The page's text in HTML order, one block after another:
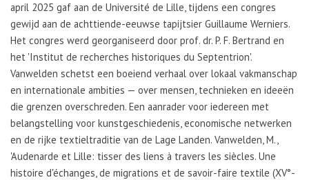
april 2025 gaf aan de Université de Lille, tijdens een congres
gewijd aan de achttiende-eeuwse tapijtsier Guillaume Werniers.
Het congres werd georganiseerd door prof. dr. P. F. Bertrand en
het 'Institut de recherches historiques du Septentrion'.
Vanwelden schetst een boeiend verhaal over lokaal vakmanschap
en internationale ambities — over mensen, technieken en ideeën
die grenzen overschreden. Een aanrader voor iedereen met
belangstelling voor kunstgeschiedenis, economische netwerken
en de rijke textieltraditie van de Lage Landen. Vanwelden, M.,
'Audenarde et Lille: tisser des liens à travers les siècles. Une
histoire d'échanges, de migrations et de savoir-faire textile (XV°-